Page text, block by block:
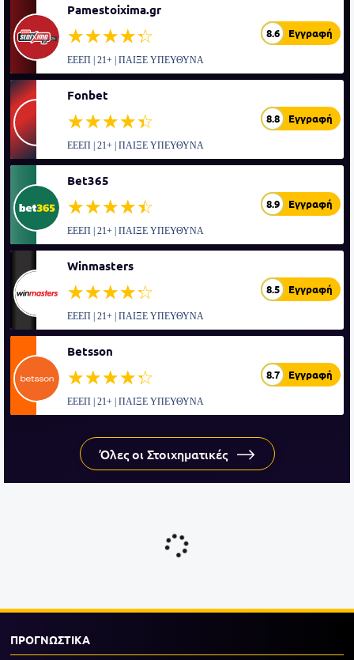
Pamestoixima.gr
☆☆☆☆☆
★★★★★ 8.6 Εγγραφή
ΕΕΕΠ | 21+ | ΠΑΙΞΕ ΥΠΕΥΘΥΝΑ
Fonbet
☆☆☆☆☆
★★★★★ 8.8 Εγγραφή
ΕΕΕΠ | 21+ | ΠΑΙΞΕ ΥΠΕΥΘΥΝΑ
Bet365
☆☆☆☆☆
★★★★★ 8.9 Εγγραφή
ΕΕΕΠ | 21+ | ΠΑΙΞΕ ΥΠΕΥΘΥΝΑ
Winmasters
☆☆☆☆☆
★★★★★ 8.5 Εγγραφή
ΕΕΕΠ | 21+ | ΠΑΙΞΕ ΥΠΕΥΘΥΝΑ
Betsson
☆☆☆☆☆
★★★★★ 8.7 Εγγραφή
ΕΕΕΠ | 21+ | ΠΑΙΞΕ ΥΠΕΥΘΥΝΑ
Όλες οι Στοιχηματικές
ΠΡΟΓΝΩΣΤΙΚΑ